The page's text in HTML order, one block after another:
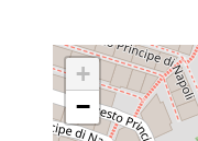
+
−